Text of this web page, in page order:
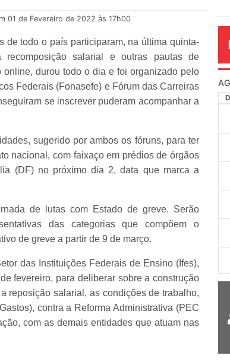
01 de Fevereiro de 2022 às 17h00
de todo o país participaram, na última quinta-
salarial e outras pautas de
durou todo o dia e foi organizado pelo
Federais (Fonasefe) e Fórum das Carreiras
se inscrever puderam acompanhar a
sugerido por ambos os fóruns, para ter
nacional, com faixaço em prédios de órgãos
(DF) no próximo dia 2, data que marca a
de lutas com Estado de greve. Serão
das categorias que compõem o
de greve a partir de 9 de março.
das Instituições Federais de Ensino (Ifes),
fevereiro, para deliberar sobre a construção
reposição salarial, as condições de trabalho,
contra a Reforma Administrativa (PEC
com as demais entidades que atuam nas